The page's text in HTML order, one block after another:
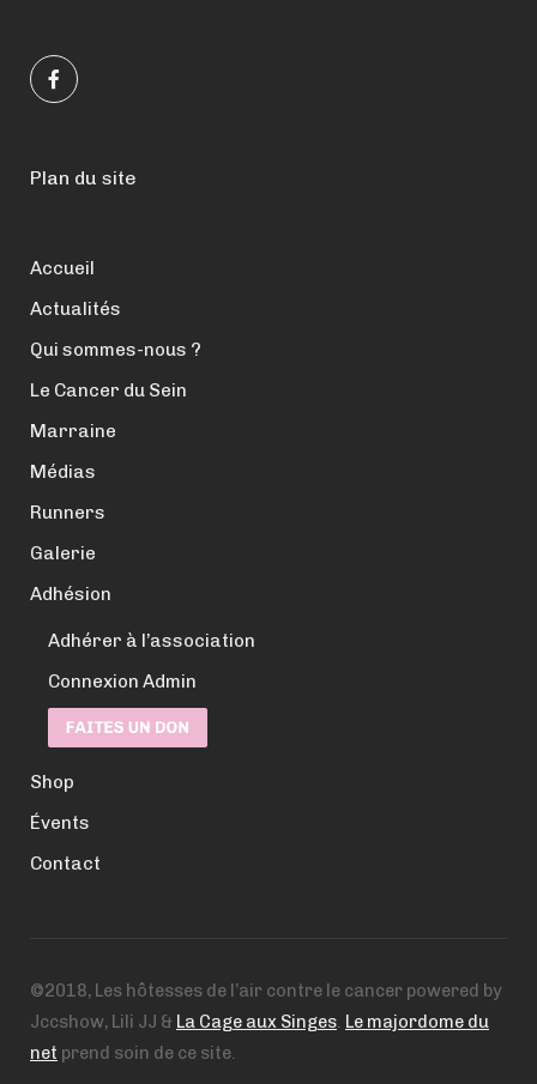
Plan du site
Accueil
Actualités
Qui sommes-nous ?
Le Cancer du Sein
Marraine
Médias
Runners
Galerie
Adhésion
Adhérer à l’association
Connexion Admin
Shop
Évents
Contact
©2018, Les hôtesses de l’air contre le cancer powered by
Jccshow, Lili JJ & La Cage aux Singes. Le majordome du
net prend soin de ce site.